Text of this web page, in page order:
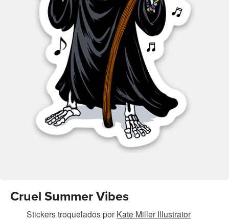
Cruel Summer Vibes
Stickers troqueladospor Kate Miller Illustrator